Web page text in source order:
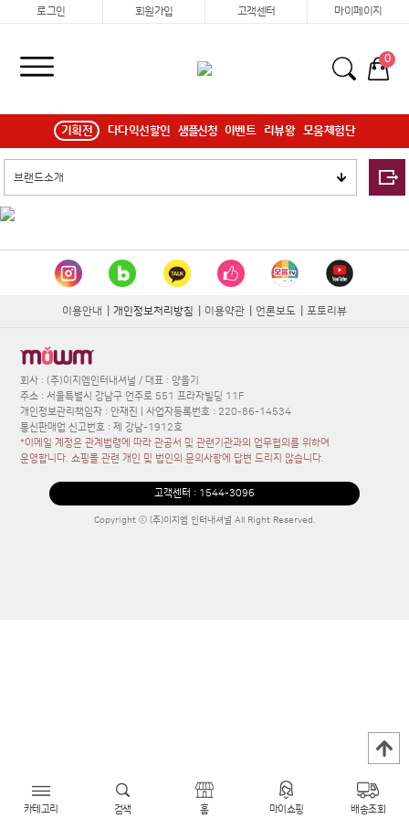
로그인 회원가입 고객센터 마이페이지
0
기획전 다다익선할인 샘플신청 이벤트 리뷰왕 모움체험단
카테고리 검색 홈 마이쇼핑 배송조회
이용안내 개인정보처리방침 이용약관 언론보도 포토리뷰
회사 : (주)이지엠인터내셔널 / 대표 : 양을기
주소 : 서울특별시 강남구 언주로 551 프라자빌딩 11F
개인정보관리책임자 : 안재진 | 사업자등록번호 : 220-86-14534
통신판매업 신고번호 : 제 강남-1912호
*이메일 계정은 관계법령에 따라 관공서 및 관련기관과의 업무협의를 위하여
운영합니다. 쇼핑몰 관련 개인 및 법인의 문의사항에 답변 드리지 않습니다.
고객센터 : 1544-3096
Copyright ⓒ (주)이지엠 인터내셔널 All Right Reserved.